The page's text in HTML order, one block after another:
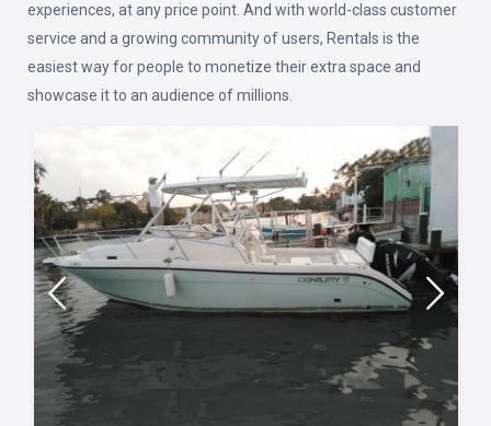
experiences, at any price point. And with world-class customer
service and a growing community of users, Rentals is the
easiest way for people to monetize their extra space and
showcase it to an audience of millions.